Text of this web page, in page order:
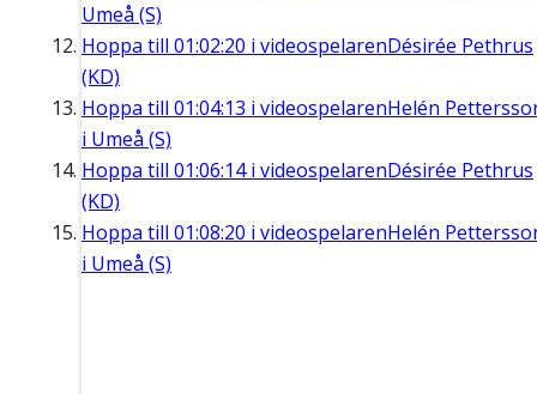
Umeå (S)
Hoppa till 01:02:20 i videospelarenDésirée Pethrus
(KD)
Hoppa till 01:04:13 i videospelarenHelén
i Umeå (S)
Hoppa till 01:06:14i videospelarenDésirée Pethrus
(KD)
Hoppa till 01:08:20 i videospelarenHelén
i Umeå (S)